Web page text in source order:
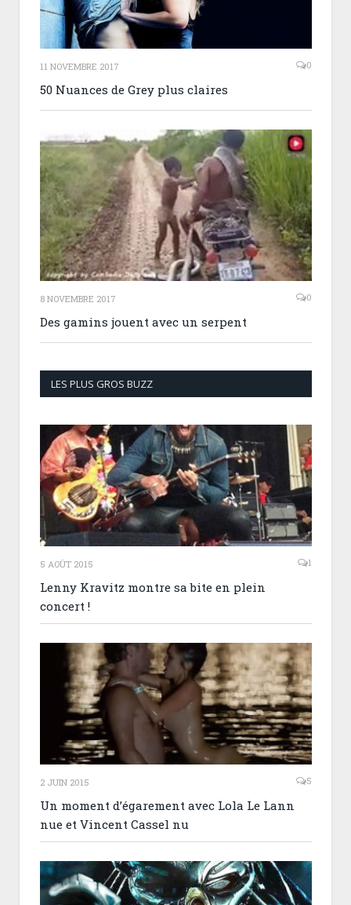
11 NOVEMBRE 2017 0
50 Nuances de Grey plus claires
8 NOVEMBRE 2017 0
Des gamins jouent avec un serpent
LES PLUS GROS BUZZ
5 AOÛT 2015 1
Lenny Kravitz montre sa bite en plein
concert !
2 JUIN 2015 5
Un moment d’égarement avec Lola Le Lann
nue et Vincent Cassel nu